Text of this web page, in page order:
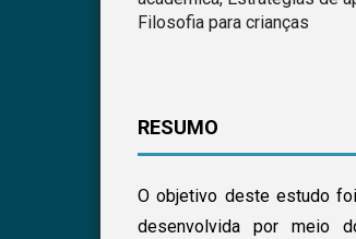
Filosofia para crianças
RESUMO
O objetivo deste estudo
desenvolvida por meio